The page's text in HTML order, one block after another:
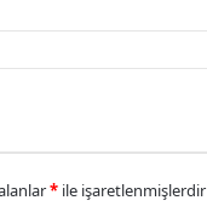
* ile işaretlenmişlerdir